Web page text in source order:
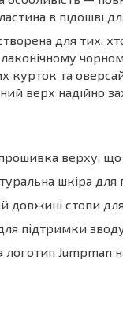
в підошві для
для тих,
та
верх надійно
верху, що
шкіра для
довжині стопи
підтримки зводу
Jumpman на